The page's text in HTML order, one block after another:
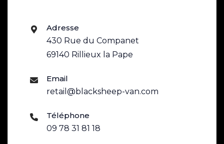
Adresse
430 Rue du Companet
69140 Rillieux la Pape
Email
retail@blacksheep-van.com
Téléphone
09 78 31 81 18